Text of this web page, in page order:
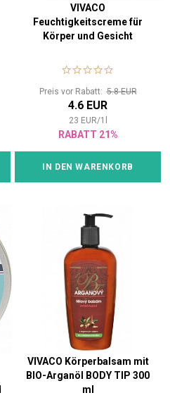
VIVACO
Feuchtigkeitscreme für
Körper und Gesicht
Preis vor Rabatt:5.8 EUR
4.6 EUR
23 EUR/1
RABATT 21%
IN DEN WARENKORB
VIVACO Körperbalsam mit
BIO-Arganöl BODY TIP 300
ml